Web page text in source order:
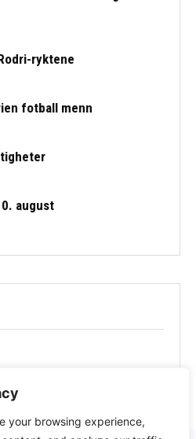
your browsing experience,
ryktene
fotball menn
august